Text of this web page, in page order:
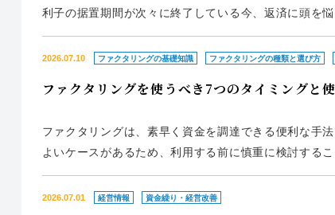
利子の据置期間が次々に終了している今、返済に頭を
に困っている企業向けに、返済困難に陥ったときの対
や対処法をまとめま...
2026.07.10 ファクタリングの基礎知識 ファクタリングの種類と選び方
ファクタリングを使うべき7つのタイミングと
ファクタリングは、素早く資金を調達できる便利な手
よいケースがあるため、利用する前に慎重に検討する
や利用するメリットなどを詳しく解説します。ファク
【この記事で分か...
2026.07.01 経営情報 資金繰り・経営改善